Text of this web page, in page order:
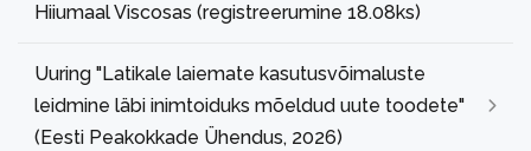
Hiiumaal Viscosas (registreerumine 18.08ks)
Uuring "Latikale laiemate kasutusvõimaluste
leidmine läbi inimtoiduks mõeldud uute toodete"
(Eesti Peakokkade Ühendus, 2026)